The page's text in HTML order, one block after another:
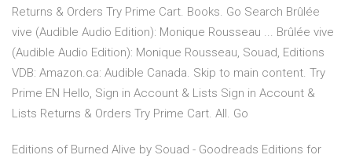
Returns & Orders Try Prime Cart. Books. Go Search Brûlée
vive (Audible Audio Edition): Monique Rousseau ... Brûlée vive
(Audible Audio Edition): Monique Rousseau, Souad, Editions
VDB: Amazon.ca: Audible Canada. Skip to main content. Try
Prime EN Hello, Sign in Account & Lists Sign in Account &
Lists Returns & Orders Try Prime Cart. All. Go
Editions of Burned Alive by Souad - Goodreads Editions for